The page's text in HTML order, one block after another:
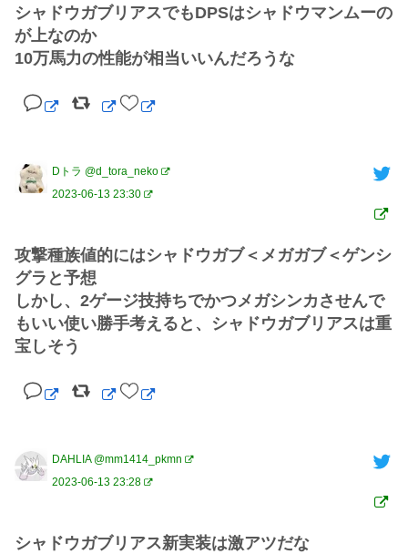
シャドウガブリアスでもDPSはシャドウマンムーの
が上なのか
10万馬力の性能が相当いいんだろうな
Dトラ @d_tora_neko
2023-06-13 23:30
攻撃種族値的にはシャドウガブ＜メガガブ＜ゲンシ
グラと予想
しかし、2ゲージ技持ちでかつメガシンカさせんで
もいい使い勝手考えると、シャドウガブリアスは重
宝しそう
DAHLIA @mm1414_pkmn
2023-06-13 23:28
シャドウガブリアス新実装は激アツだな